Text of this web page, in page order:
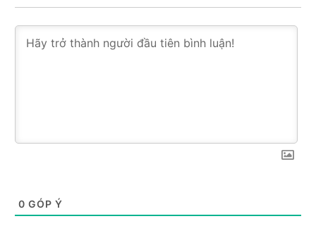
0 GÓP Ý